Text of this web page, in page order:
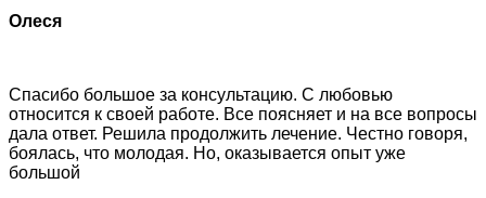
Олеся
Спасибо большое за консультацию. С любовью
относится к своей работе. Все поясняет и на все вопросы
дала ответ. Решила продолжить лечение. Честно говоря,
боялась, что молодая. Но, оказывается опыт уже
большой